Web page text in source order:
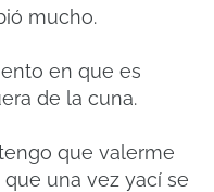
mucho.
en que es
de la cuna.
que valerme
una vez yací se